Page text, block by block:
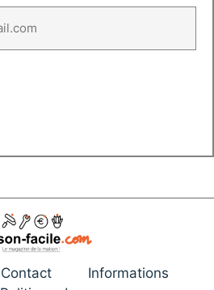
Contact
Informations